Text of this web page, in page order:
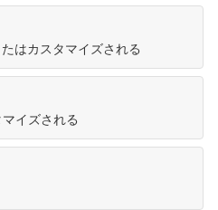
はカスタマイズされる
イズされる